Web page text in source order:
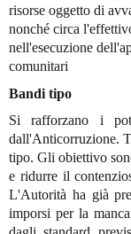
risorse oggetto di
nonché circa
nell'esecuzione
comunitari
Bandi tipo
Si rafforzano i
dall'Anticorruzione.
tipo. Gli obiettivo
e ridurre il
L'Autorità ha già
imporsi per la